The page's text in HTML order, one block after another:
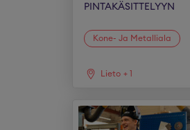
PINTAKÄSITTELYYN
Kone- Ja Metalliala
Lieto + 1